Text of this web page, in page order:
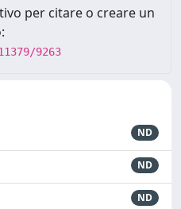
per citare o creare un
9263
ND
ND
ND